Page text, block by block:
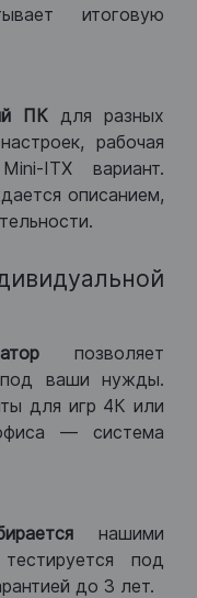
итоговую
ПКдля разных
рабочая
ITX вариант.
описанием,
позволяет
ваши нужды.
для игр 4К или
— система
нашими
тестируется под
до 3 лет.